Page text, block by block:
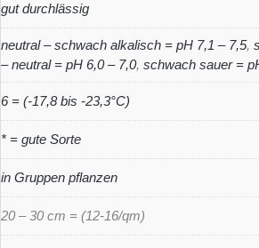
gut durchlässig
neutral – schwach alkalisch = pH 7,1 – 7,5,
– neutral = pH 6,0 – 7,0, schwach sauer =
6 = (-17,8 bis -23,3°C)
* = gute Sorte
in Gruppen pflanzen
20 – 30 cm = (12-16/qm)